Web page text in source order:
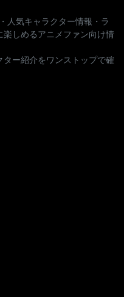
人気キャラクター情報・ラ
しめるアニメファン向け情
ー紹介をワンストップで確